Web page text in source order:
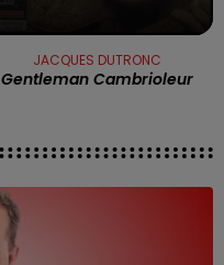
JACQUES DUTRONC
Gentleman Cambrioleur